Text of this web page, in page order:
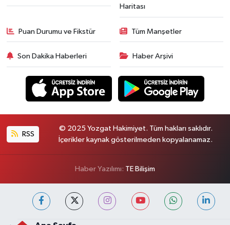
Haritası
Puan Durumu ve Fikstür Tüm Manşetler
Son Dakika Haberleri Haber Arşivi
RSS
© 2025 Yozgat Hakimiyet. Tüm hakları saklıdır.
İçerikler kaynak gösterilmeden kopyalanamaz.
Haber Yazılımı: TE Bilişim